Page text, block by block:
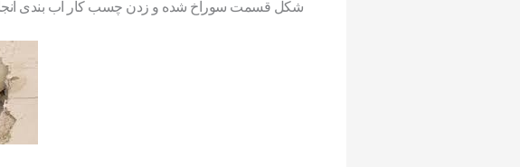
شکل قسمت سوراخ شده و زدن چسب کار آب بندی